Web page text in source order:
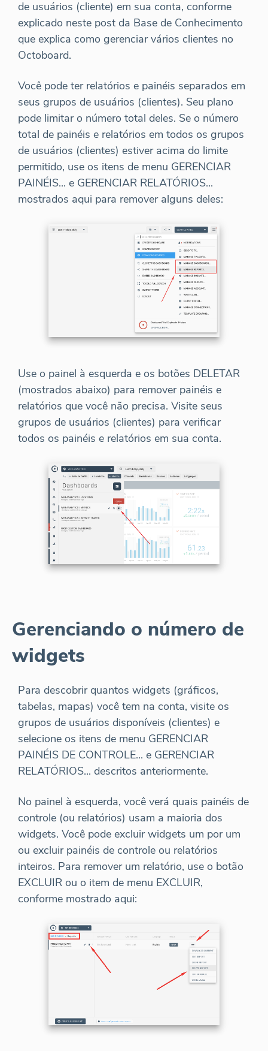
de usuários (cliente) em sua conta, conforme
explicado neste post da Base de Conhecimento
que explica como gerenciar vários clientes no
Octoboard.
Você pode ter relatórios e painéis separados em
seus grupos de usuários (clientes). Seu plano
pode limitar o número total deles. Se o número
total de painéis e relatórios em todos os grupos
de usuários (clientes) estiver acima do limite
permitido, use os itens de menu GERENCIAR
PAINÉIS... e GERENCIAR RELATÓRIOS...
mostrados aqui para remover alguns deles:
Use o painel à esquerda e os botões DELETAR
(mostrados abaixo) para remover painéis e
relatórios que você não precisa. Visite seus
grupos de usuários (clientes) para verificar
todos os painéis e relatórios em sua conta.
Gerenciando o número de
widgets
Para descobrir quantos widgets (gráficos,
tabelas, mapas) você tem na conta, visite os
grupos de usuários disponíveis (clientes) e
selecione os itens de menu GERENCIAR
PAINÉIS DE CONTROLE... e GERENCIAR
RELATÓRIOS... descritos anteriormente.
No painel à esquerda, você verá quais painéis de
controle (ou relatórios) usam a maioria dos
widgets. Você pode excluir widgets um por um
ou excluir painéis de controle ou relatórios
inteiros. Para remover um relatório, use o botão
EXCLUIR ou o item de menu EXCLUIR,
conforme mostrado aqui: